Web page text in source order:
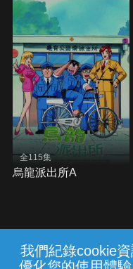
我們紀錄cookie
全115集
烏龍派出所A